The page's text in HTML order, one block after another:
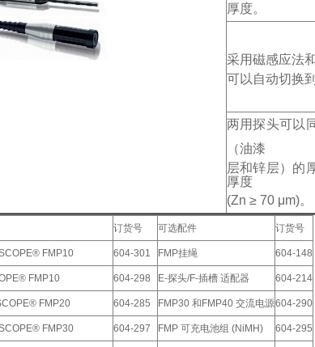
厚度。
采用磁感应法
可以自动切换
两用探头可以
（油漆
层和锌层）的
厚度
(Zn ≥ 70 μm)。
订货号 可选配件 订货号
FMP10 604-301 FMP挂绳 604-148
FMP10 604-298 E-探头/F-插槽 适配器 604-214
FMP20 604-285 FMP30 和FMP40 交流电源604-290
FMP30 604-297 FMP 可充电池组 (NiMH) 604-295